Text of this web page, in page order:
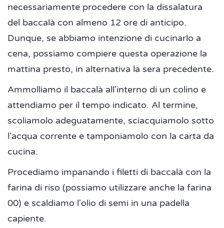
necessariamente procedere con la dissalatura
del baccalà con almeno 12 ore di anticipo.
Dunque, se abbiamo intenzione di cucinarlo a
cena, possiamo compiere questa operazione la
mattina presto, in alternativa la sera precedente.
Ammolliamo il baccalà all'interno di un colino e
attendiamo per il tempo indicato. Al termine,
scoliamolo adeguatamente, sciacquiamolo sotto
l'acqua corrente e tamponiamolo con la carta da
cucina.
Procediamo impanando i filetti di baccalà con la
farina di riso (possiamo utilizzare anche la farina
00) e scaldiamo l'olio di semi in una padella
capiente.